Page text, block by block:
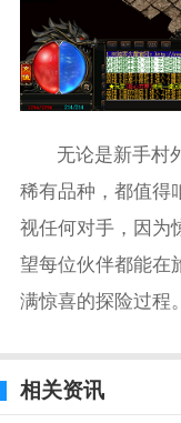
无论是新手村
稀有品种，都值得
视任何对手，因为
望每位伙伴都能在
满惊喜的探险过程。
相关资讯